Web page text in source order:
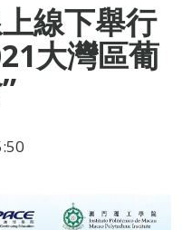
線下舉行
大灣區葡